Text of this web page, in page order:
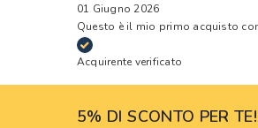
01 Giugno 2026
Questo è il mio primo acquisto
Acquirente verificato
5% DI SCONTO PER TE!